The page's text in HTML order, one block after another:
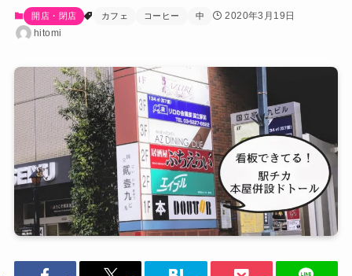
開店・閉店 カフェ コーヒー 中
2020年3月19日
hitomi